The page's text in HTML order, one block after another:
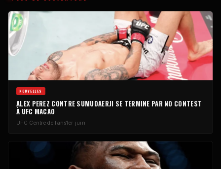
NOUVELLES
ALEX PEREZ CONTRE SUMUDAERJI SE TERMINE PAR NO CONTEST
À UFC MACAO
UFC Centre de fans1er juin